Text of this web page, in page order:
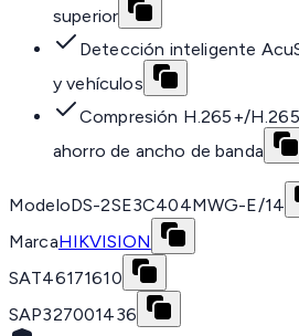
superior
Detección inteligente
y vehículos
Compresión H.265+/
ahorro de ancho de banda
ModeloDS-2SE3C404MWG-E/14
MarcaHIKVISION
SAT46171610
SAP327001436